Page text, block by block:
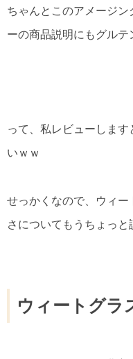
ちゃんとこのアメージ
ーの商品説明にもグルテ
って、私レビューしま
いｗｗ
せっかくなので、ウィ
さについてもうちょっと
ウィートグラ